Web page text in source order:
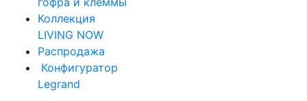
Коллекция
LIVING NOW
Распродажа
Конфигуратор
Legrand